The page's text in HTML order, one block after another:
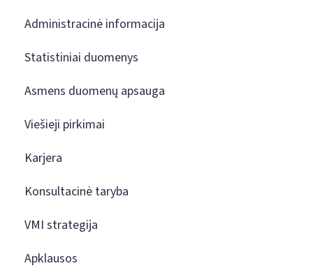
Administracinė informacija
Statistiniai duomenys
Asmens duomenų apsauga
Viešieji pirkimai
Karjera
Konsultacinė taryba
VMI strategija
Apklausos